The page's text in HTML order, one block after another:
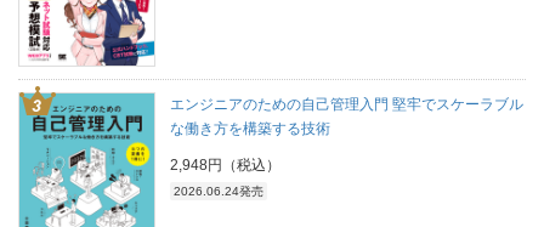
エンジニアのための自己管理入門 堅牢でスケーラブル
な働き方を構築する技術
2,948円（税込）
2026.06.24発売